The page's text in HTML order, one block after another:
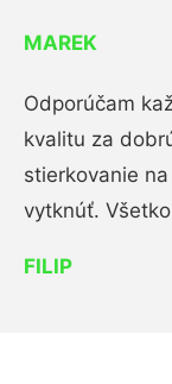
MAREK
Odporúčam
kvalitu za
stierkovanie
vytknúť.
FILIP